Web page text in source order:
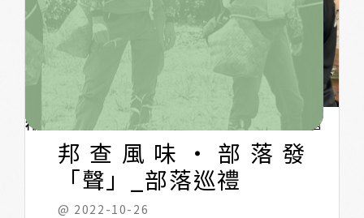
邦查風味・部落發
「聲」_部落巡禮
@ 2022-10-26
的「薄薄部落」。
音」，也剛好與本次計劃行動相輔，於是就帶
著青年先去參觀一下阿美文物館的展覽。
戴起耳機，聆聽著早期地方部落林班歌曲及地
方古調，情緒一時湧上心頭，作為計畫的主持
人，本身為花蓮人，這些聲響、古調早已烙印
在腦袋裡，卻知其然不知所以然，我不明白這
背後的故事意涵是什麼，我只知道這些聲音不
斷的撥動著我的內心，我想也是時候透過本次
計劃更加地讓我認識自己，我來自哪裡。
是使用早期的木屋形式來進行空間營造，當天
部落老師 祖裔斯・喇羿絲 也很輕切的替大家準
備豐盛的部落風味餐，也讓青年瞭解到早期的
承裝器皿及地方野菜，還有特色調味部分，也
是讓青年為之震撼，飽肚之後，老師也開始進
行下午的分享課程。
傳統樂具類型，讓青年以往聽著流行音樂的我
們，在耳朵上聽見不同的樂器呈現，也獻上了
傳統古調。